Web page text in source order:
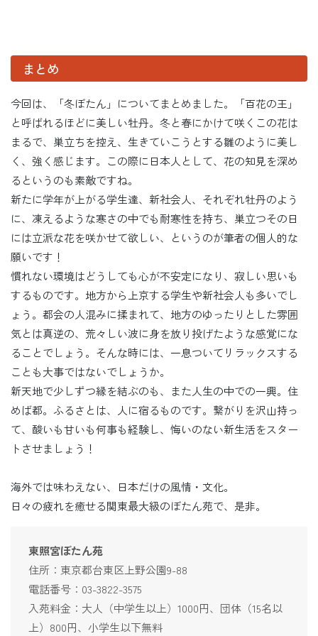
まとめ
今回は、「冬ぼたん」についてまとめました。「百花の王」
と呼ばれるほどに美しい牡丹。冬と春にかけて咲くこの花は
まるで、巣立ちを控え、生きていこうとする雛のように美し
く、強く感じます。この際に日本人として、花の知見を深め
るというのも素敵ですね。
新たに学年が上がる学生達、新社会人、それぞれ牡丹のよう
に、凍えるような寒さの中でも耐寒性を持ち、巣立つその日
には立派な花を咲かせて欲しい、というのが筆者の個人的な
願いです！
慣れない環境はどうしても心が不安定になり、寂しい思いも
するものです。地方から上京する学生や新社会人も多いでし
ょう。都会の人混みに揉まれて、地方のゆったりとした雰囲
気とは真逆の、荒々しい波に身を放り投げたような感覚にな
ることでしょう。そんな時には、一息ついてリラックスする
ことも大事ではないでしょうか。
新天地で少しずつ縁を結ぶのも、また人生の中での一興。住
めば都。ふるさとは、人に宿るものです。繋がりを沢山持っ
て、酸いも甘いも何事も経験し、悔いのない新生活をスター
トさせましょう！
海外では味わえない、日本だけの風情・文化。
日々の疲れを癒せる関東最大級のぼたん苑で、是非。
東照宮ぼたん苑
住所：東京都台東区上野公園9-88
電話番号：03-3822-3575
入苑料金：大人（中学生以上）1000円、団体（15名以
上）800円、小学生以下無料